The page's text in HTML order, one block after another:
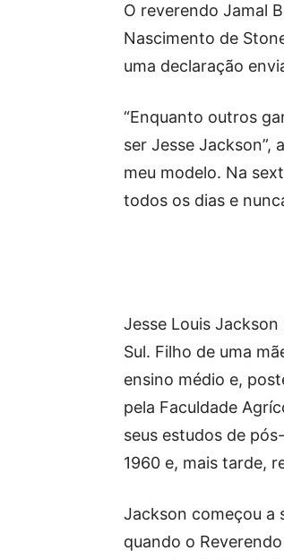
O reverendo Jamal
Nascimento de
uma declaração
“Enquanto outros
ser Jesse Jackson”,
meu modelo. Na
todos os dias e
Jesse Louis
Sul. Filho de uma
ensino médio e,
pela Faculdade
seus estudos de
1960 e, mais tarde,
Jackson começou a
quando o